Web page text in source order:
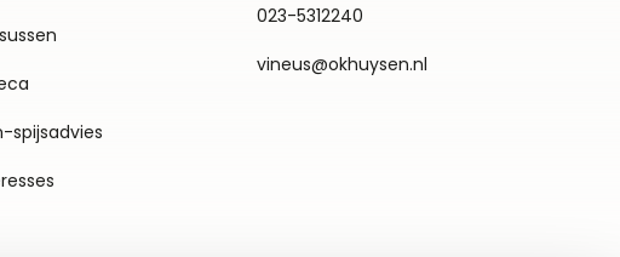
spijsadvies
023-5312240
vineus@okhuysen.nl